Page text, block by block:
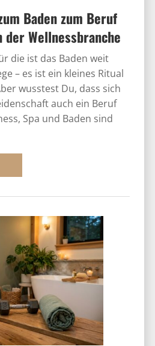
Baden zum Beruf
Wellnessbranche
die ist das Baden weit
– es ist ein kleines Ritual
wusstest Du, dass sich
auch ein Beruf
Spa und Baden sind